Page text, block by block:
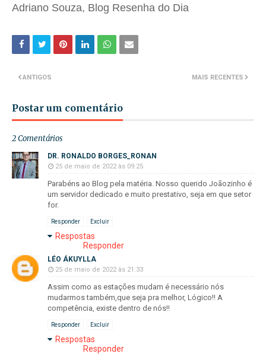
Adriano Souza, Blog Resenha do Dia
MAIS RECENTES
ANTIGOS
Postar um comentário
2 Comentários
DR. RONALDO BORGES_RONAN
25 de maio de 2022 às 09:25
Parabéns ao Blog pela matéria. Nosso querido Joãozinho é
um servidor dedicado e muito prestativo, seja em que setor
for.
Responder Excluir
Respostas
Responder
LÉO ÁKUYLLA
25 de maio de 2022 às 21:33
Assim como as estações mudam é necessário nós
mudarmos também,que seja pra melhor, Lógico!! A
competência, existe dentro de nós!!
Responder Excluir
Respostas
Responder